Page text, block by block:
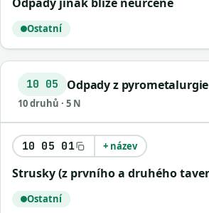
Ostatní
10 05 Odpady z
10 druhů · 5 N
10 05 01 + název
Strusky (z prvního a druhého
Ostatní